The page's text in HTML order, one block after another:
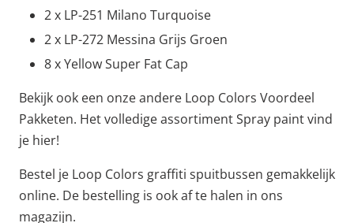
2 x LP-251 Milano Turquoise
2 x LP-272 Messina Grijs Groen
8 x Yellow Super Fat Cap
Bekijk ook een onze andere Loop Colors Voordeel
Pakketen. Het volledige assortiment Spray paint vind
je hier!
Bestel je Loop Colors graffiti spuitbussen gemakkelijk
online. De bestelling is ook af te halen in ons
magazijn.